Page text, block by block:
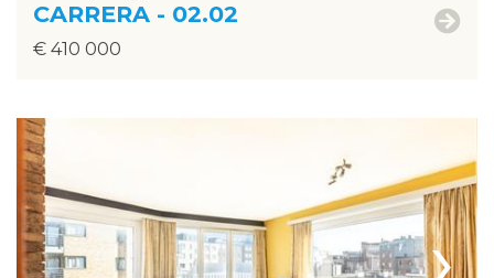
CARRERA - 02.02
€ 410 000